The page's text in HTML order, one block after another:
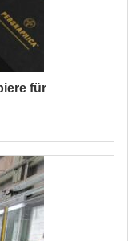
für